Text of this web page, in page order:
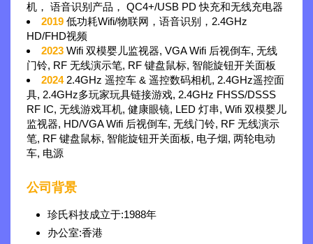
机， 语音识别产品， QC4+/USB PD 快充和无线充电器
2019 低功耗Wifi/物联网，语音识别，2.4GHz
HD/FHD视频
2023 Wifi 双模婴儿监视器, VGA Wifi 后视倒车, 无线
门铃, RF 无线演示笔, RF 键盘鼠标, 智能旋钮开关面板
20242.4GHz 遥控车 & 遥控数码相机, 2.4GHz遥控面
具, 2.4GHz多玩家玩具链接游戏, 2.4GHz FHSS/DSSS
RF IC, 无线游戏耳机, 健康眼镜, LED 灯串, Wifi 双模婴儿
监视器, HD/VGA Wifi 后视倒车, 无线门铃, RF 无线演示
笔, RF 键盘鼠标, 智能旋钮开关面板, 电子烟, 两轮电动
车, 电源
公司背景
珍氏科技成立于:1988年
办公室:香港